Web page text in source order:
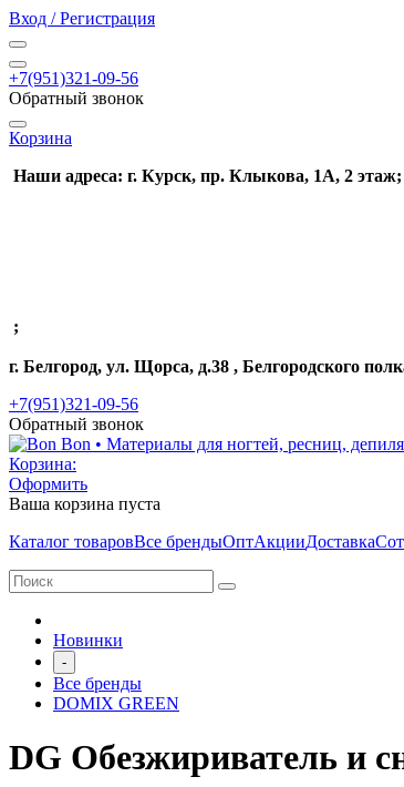
Вход / Регистрация
+7(951)321-09-56
Обратный звонок
Корзина
Наши адреса: г. Курск, пр. Клыкова, 1А, 2
;
г. Белгород, ул. Щорса, д.38 , Белгородского
+7(951)321-09-56
Обратный звонок
Корзина:
Оформить
Ваша корзина пуста
Каталог товаровВсе брендыОптАкцииДоставка
Новинки
-
Все бренды
DOMIX GREEN
DG Обезжириватель и